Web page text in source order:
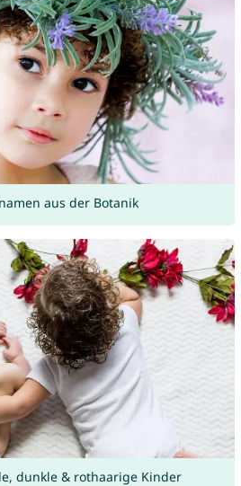
aus der Botanik
dunkle & rothaarige Kinder